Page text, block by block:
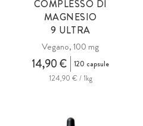
COMPLESSO DI
MAGNESIO
9 ULTRA
Vegano, 100 mg
14,90 €
120 capsule
124,90 € / 1kg